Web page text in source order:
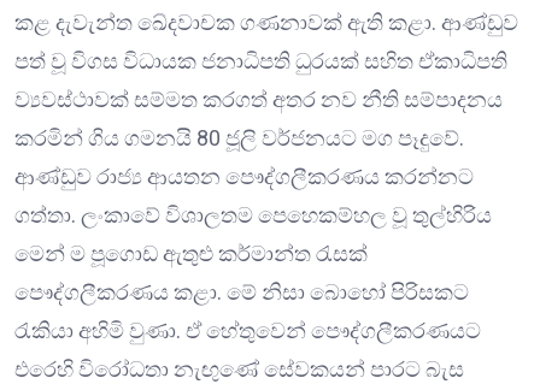
කළ දැවැන්ත ඛේදවාචක ගණනාවක් ඇති කළා. ආණ්ඩුව
පත් වූ විගස විධායක ජනාධිපති ධුරයක් සහිත ඒකාධිපති
ව්‍යවස්ථාවක් සම්මත කරගත් අතර නව නීති සම්පාදනය
කරමින් ගිය ගමනයි 80 ජූලි වර්ජනයට මග පෑදුවේ.
ආණ්ඩුව රාජ්‍ය ආයතන පෞද්ගලීකරණය කරන්නට
ගත්තා. ලංකාවේ විශාලතම පෙහෙකම්හල වූ තුල්හිරිය
මෙන් ම පූගොඩ ඇතුළු කර්මාන්ත රැසක්
පෞද්ගලීකරණය කළා. මේ නිසා බොහෝ පිරිසකට
රැකියා අහිමි වුණා. ඒ හේතුවෙන් පෞද්ගලීකරණයට
එරෙහි විරෝධතා නැඟුණේ සේවකයන් පාරට බැස